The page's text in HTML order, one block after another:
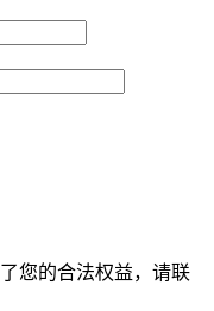
您的合法权益，请联